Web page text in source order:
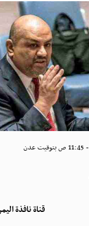
قناة نافذة